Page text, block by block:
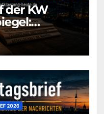
der KW
2026